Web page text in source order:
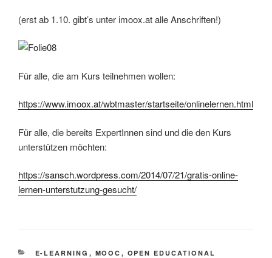
(erst ab 1.10. gibt’s unter imoox.at alle Anschriften!)
Für alle, die am Kurs teilnehmen wollen:
https://www.imoox.at/wbtmaster/startseite/onlinelernen.html
Für alle, die bereits ExpertInnen sind und die den Kurs
unterstützen möchten:
https://sansch.wordpress.com/2014/07/21/gratis-online-
lernen-unterstutzung-gesucht/
KATEGORIEN
E-LEARNING , MOOC , OPEN EDUCATIONAL